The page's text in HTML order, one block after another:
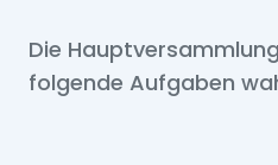
Die
folgende Aufgaben